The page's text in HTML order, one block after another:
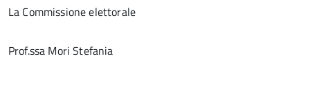
La Commissione elettorale
Prof.ssa Mori Stefania